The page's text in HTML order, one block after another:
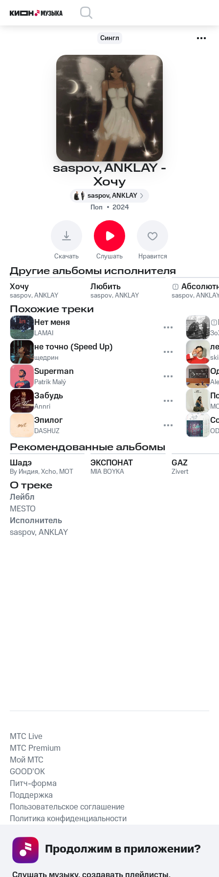
Сингл
saspov, ANKLAY -
Хочу
saspov, ANKLAY
Поп
2024
Скачать Слушать Нравится
Другие альбомы исполнителя
Хочу
saspov,ANKLAY
Любить
saspov,ANKLAY saspov,
Похожие треки
Нет меня
LAMAI
не точно (Speed Up)
щедрин
Superman
Patrik Malý
Забудь
Annri
Эпилог
DASHUZ
Рекомендованные альбомы
Шадэ
By Индия,Xcho, MOT
ЭКСПОНАТ
MIA BOYKA
GAZ
Zivert
О треке
Лейбл
MESTO
Исполнитель
saspov, ANKLAY
СКАЧАТЬ ПРИЛОЖЕНИЕ
MTС Live
MTС Premium
Мой МТС
GOOD’OK
Питч-форма
Поддержка
Пользовательское соглашение
Политика конфиденциальности